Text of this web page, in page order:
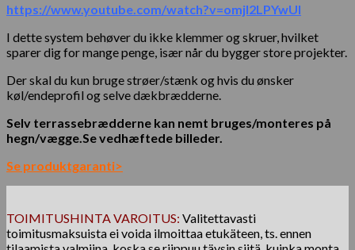
https://www.youtube.com/watch?v=omjI2LPYwUI
I dette system behøver du ikke klemmer og skruer, hvilket
sparer dig for mange penge, især når du bygger store projekter.
Der skal du kun bruge strøer/stænk og hvis du ønsker
køl/endeprofil og selve dækbrædderne.
Selv terrassebrædderne kan nemt bruges/monteres på
hegn/vægge.Se vedhæftede billeder.
Se produktgaranti>
TOIMITUSHINTA VAROITUS: Valitettavasti
toimitusmaksuista ei voida ilmoittaa etukäteen, ts. ennen